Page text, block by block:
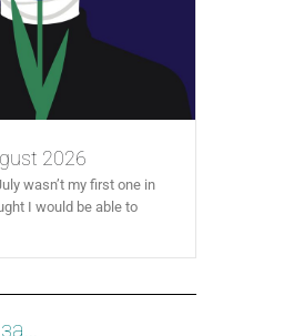
2026
wasn’t my first one in
I would be able to